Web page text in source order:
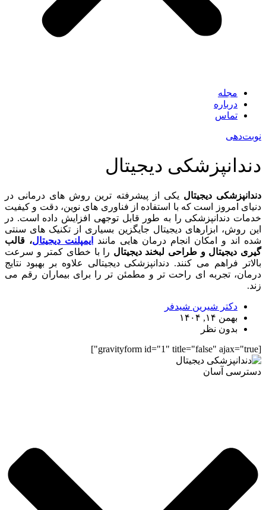
مجله
درباره
تماس
نوبت‌دهی
دندانپزشکی دیجیتال
دندانپزشکی دیجیتال یکی از پیشرفته ترین روش های درمانی در
دنیای امروز است که با استفاده از فناوری های نوین، دقت و کیفیت
خدمات دندانپزشکی را به طور قابل توجهی افزایش داده است. در
این روش، ابزارهای دیجیتال جایگزین بسیاری از تکنیک های سنتی
شده اند و امکان انجام درمان هایی مانند
ایمپلنت دیجیتال، قالب
گیری دیجیتال و طراحی لبخند دیجیتال را با خطای کمتر و سرعت
بالاتر فراهم می کنند. دندانپزشکی دیجیتالی علاوه بر بهبود نتایج
درمان، تجربه ای راحت تر و مطمئن تر را برای بیماران رقم می
زند.
دکتر شیرین شیدفر
بهمن ۱۴, ۱۴۰۴
بدون نظر
[gravityform id="1" title="false" ajax="true"]
دسترسی آسان